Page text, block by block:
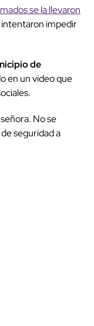
se la llevaron
intentaron impedir
de
en un video que
No se
seguridad a